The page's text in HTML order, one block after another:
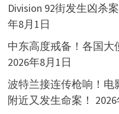
Division 92街发生凶杀
年8月1日
中东高度戒备！各国大
2026年8月1日
波特兰接连传枪响！电
附近又发生命案！